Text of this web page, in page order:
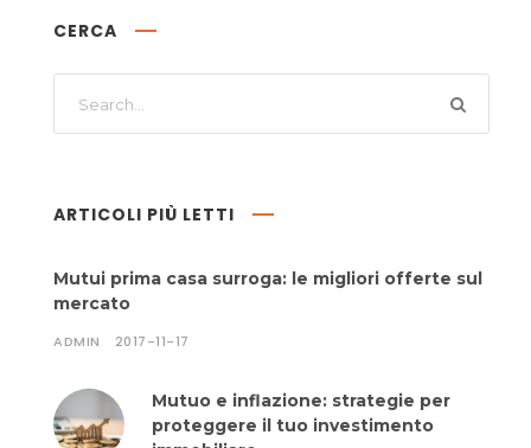
CERCA
ARTICOLI PIÙ LETTI
Mutui prima casa surroga: le migliori offerte sul
mercato
ADMIN 2017-11-17
Mutuo e inflazione: strategie per
proteggere il tuo investimento